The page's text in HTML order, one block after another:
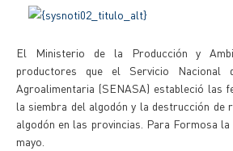
El Ministerio de la Producción y
productores que el Servicio Nacional
Agroalimentaria (SENASA) estableció las
la siembra del algodón y la destrucción de
algodón en las provincias. Para Formosa
mayo.